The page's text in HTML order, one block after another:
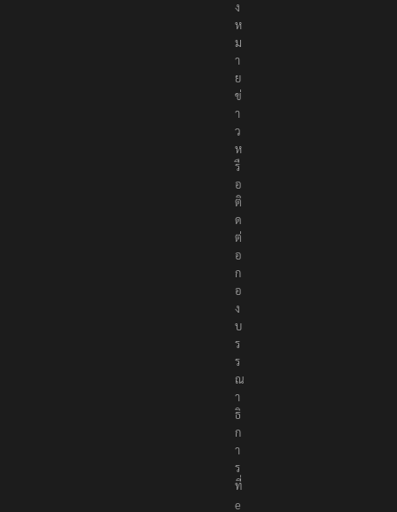
ง
ห
ม
า
ย
ข่
า
ว
ห
รื
อ
ติ
ด
ต่
อ
ก
อ
ง
บ
ร
ร
ณ
า
ธิ
ก
า
ร
ที่
e